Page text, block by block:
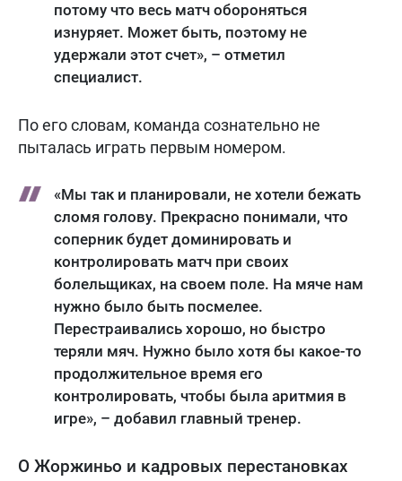
потому что весь матч обороняться
изнуряет. Может быть, поэтому не
удержали этот счет», – отметил
специалист.
По его словам, команда сознательно не
пыталась играть первым номером.
«Мы так и планировали, не хотели бежать
сломя голову. Прекрасно понимали, что
соперник будет доминировать и
контролировать матч при своих
болельщиках, на своем поле. На мяче нам
нужно было быть посмелее.
Перестраивались хорошо, но быстро
теряли мяч. Нужно было хотя бы какое-то
продолжительное время его
контролировать, чтобы была аритмия в
игре», – добавил главный тренер.
О Жоржиньо и кадровых перестановках